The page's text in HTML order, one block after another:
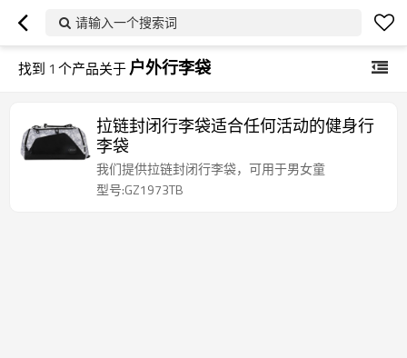
请输入一个搜索词
找到 1 个产品关于户外行李袋
拉链封闭行李袋适合任何活动的健身行
李袋
我们提供拉链封闭行李袋，可用于男女童
型号:GZ1973TB